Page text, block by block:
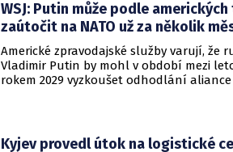
WSJ: Putin může podle
zaútočit na NATO už za několik
Americké zpravodajské služby varují, že
Vladimir Putin by mohl v období mezi
rokem 2029 vyzkoušet odhodlání
přicházejí v době, kdy Moskva čelí
Kyjev provedl útok na logistické